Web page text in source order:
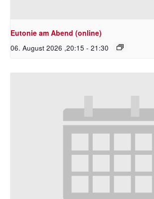
Eutonie am Abend (online)
06. August 2026 ,20:15 - 21:30